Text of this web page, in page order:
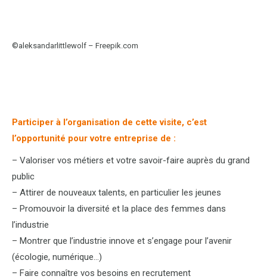
©aleksandarlittlewolf – Freepik.com
Participer à l’organisation de cette visite, c’est
l’opportunité pour votre entreprise de :
– Valoriser vos métiers et votre savoir-faire auprès du grand
public
– Attirer de nouveaux talents, en particulier les jeunes
– Promouvoir la diversité et la place des femmes dans
l’industrie
– Montrer que l’industrie innove et s’engage pour l’avenir
(écologie, numérique…)
– Faire connaître vos besoins en recrutement